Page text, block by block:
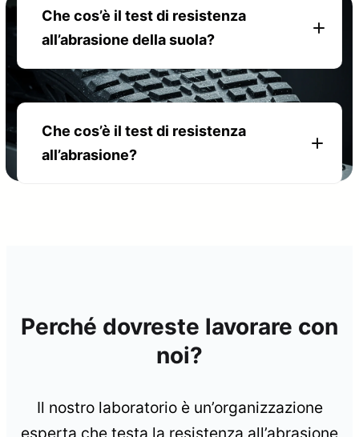
Che cos’è il test di resistenza
all’abrasione della suola?
Che cos’è il test di resistenza
all’abrasione?
Perché dovreste lavorare con
noi?
Il nostro laboratorio è un’organizzazione